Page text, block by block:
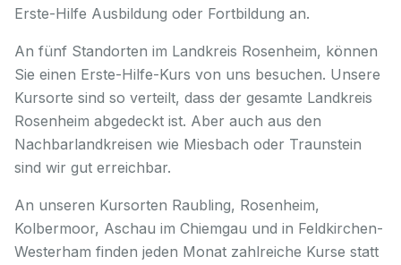
Erste-Hilfe Ausbildung oder Fortbildung an.
An fünf Standorten im Landkreis Rosenheim, können
Sie einen Erste-Hilfe-Kurs von uns besuchen. Unsere
Kursorte sind so verteilt, dass der gesamte Landkreis
Rosenheim abgedeckt ist. Aber auch aus den
Nachbarlandkreisen wie Miesbach oder Traunstein
sind wir gut erreichbar.
An unseren Kursorten Raubling, Rosenheim,
Kolbermoor, Aschau im Chiemgau und in Feldkirchen-
Westerham finden jeden Monat zahlreiche Kurse statt